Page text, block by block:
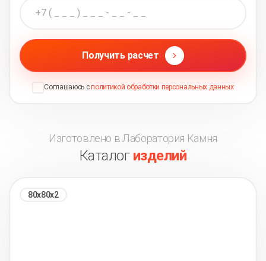
Получить расчет
Соглашаюсь сполитикой обработки персональных данных
Изготовлено в Лаборатория Камня
Каталог изделий
80х80х2